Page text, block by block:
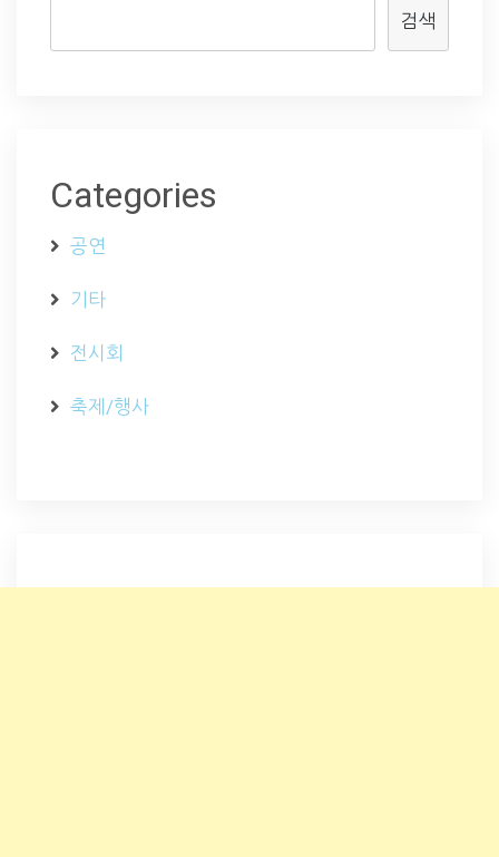
검색
Categories
공연
기타
전시회
축제/행사